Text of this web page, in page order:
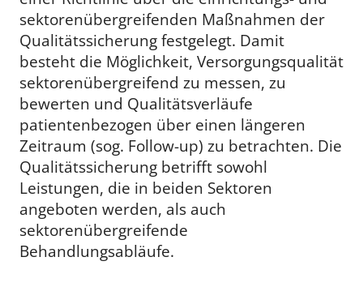
sektorenübergreifenden Maßnahmen der
Qualitätssicherung festgelegt. Damit
besteht die Möglichkeit, Versorgungsqualität
sektorenübergreifend zu messen, zu
bewerten und Qualitätsverläufe
patientenbezogen über einen längeren
Zeitraum (sog. Follow-up) zu betrachten. Die
Qualitätssicherung betrifft sowohl
Leistungen, die in beiden Sektoren
angeboten werden, als auch
sektorenübergreifende
Behandlungsabläufe.